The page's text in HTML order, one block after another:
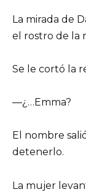
La mirada de
el rostro de la
Se le cortó la
—¿…Emma?
El nombre
detenerlo.
La mujer